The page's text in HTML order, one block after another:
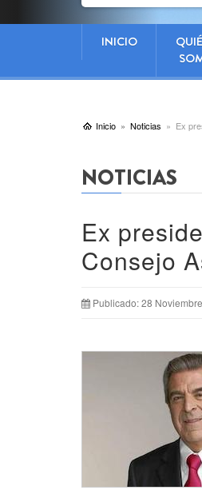
INICIO
Inicio Noticias Ex
NOTICIAS
Ex
Consejo
Publicado: 28